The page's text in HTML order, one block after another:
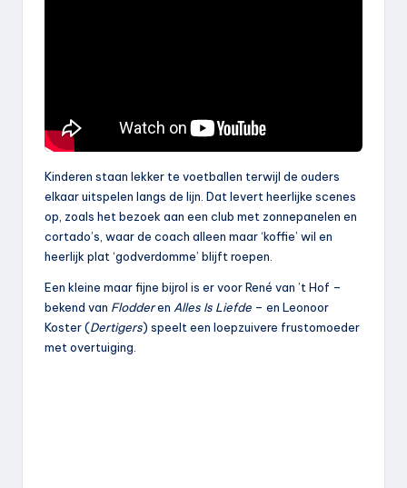
Kinderen staan lekker te voetballen terwijl de ouders
elkaar uitspelen langs de lijn. Dat levert heerlijke scenes
op, zoals het bezoek aan een club met zonnepanelen en
cortado’s, waar de coach alleen maar ‘koffie’ wil en
heerlijk plat ‘godverdomme’ blijft roepen.
Een kleine maar fijne bijrol is er voor René van ’t Hof –
bekend van Flodderen Alles Is Liefde – en Leonoor
Koster (Dertigers) speelt een loepzuivere frustomoeder
met overtuiging.